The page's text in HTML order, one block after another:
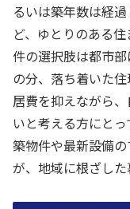
るいは築年数は経
ど、ゆとりのある
件の選択肢は都市
の分、落ち着いた
居費を抑えながら
いと考える方にと
築物件や最新設備
が、地域に根ざした